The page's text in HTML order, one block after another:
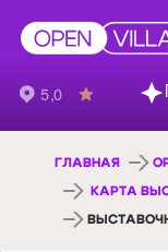
ГЛАВНАЯ
КАРТА